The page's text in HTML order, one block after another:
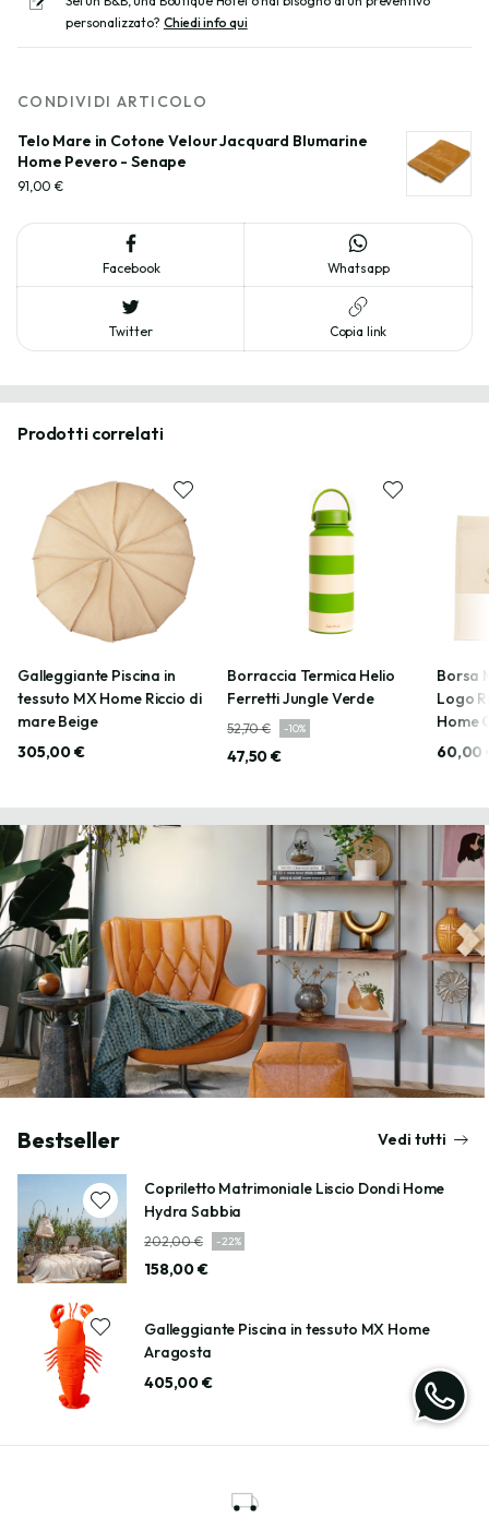
personalizzato? Chiedi info qui
CONDIVIDI ARTICOLO
Telo Mare in Cotone Velour Jacquard Blumarine
Home Pevero - Senape
91,00 €
Facebook Whatsapp
Twitter Copia link
Prodotti correlati
Galleggiante Piscina in
tessuto MX Home Riccio di
mare Beige
305,00 €
Borraccia Termica Helio
Ferretti Jungle Verde
52,70 €
47,50 €
-10%
Borsa
Logo
Home
60,00
Bestseller Vedi tutti
Copriletto Matrimoniale Liscio Dondi Home
Hydra Sabbia
202,00 €
158,00 €
-22%
Galleggiante Piscina in tessuto MX Home
Aragosta
405,00 €